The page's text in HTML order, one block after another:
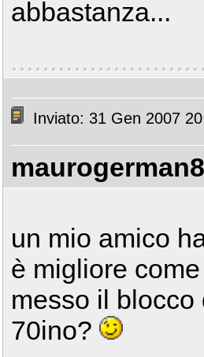
abbastanza...
Inviato: 31 Gen 2007
un mio amico
è migliore
messo il
70ino?